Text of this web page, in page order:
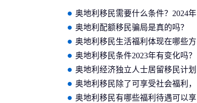
奥地利移民需要什么条件？2024年
奥地利配额移民条件！
奥地利配额移民骗局是真的吗？
2024年最新讲解
奥地利移民生活福利体现在哪些方
面？分享好处！
奥地利移民条件2023年有变化吗？
如何移民奥地利生活？
奥地利经济独立人士居留移民计划
怎么申请？有哪些条件？
奥地利移民除了可享受社会福利，
还有哪些好处？
奥地利移民有哪些福利待遇可以享